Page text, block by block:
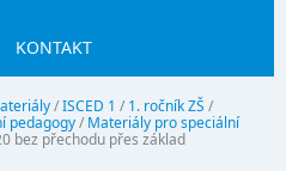
KONTAKT
/ISCED 1 / 1. ročník ZŠ /
pedagogy/ Materiály pro speciální
bez přechodu přes základ